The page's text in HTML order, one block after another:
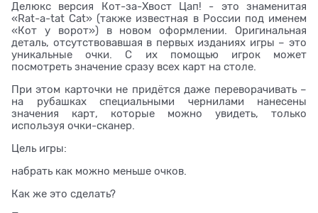
Делюкс версия Кот-за-Хвост Цап! - это знаменитая
«Rat-a-tat Cat» (также известная в России под именем
«Кот у ворот») в новом оформлении. Оригинальная
деталь, отсутствовавшая в первых изданиях игры – это
уникальные очки. С их помощью игрок может
посмотреть значение сразу всех карт на столе.
При этом карточки не придётся даже переворачивать –
на рубашках специальными чернилами нанесены
значения карт, которые можно увидеть, только
используя очки-сканер.
Цель игры:
набрать как можно меньше очков.
Как же это сделать?